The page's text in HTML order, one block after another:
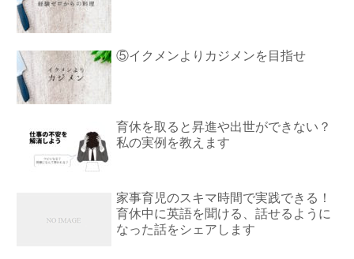
⑤イクメンよりカジメンを目指せ
育休を取ると昇進や出世ができない？
私の実例を教えます
家事育児のスキマ時間で実践できる！
育休中に英語を聞ける、話せるように
なった話をシェアします